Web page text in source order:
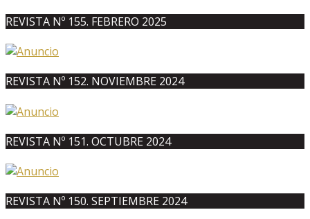
REVISTA Nº 155. FEBRERO 2025
REVISTA Nº 152. NOVIEMBRE 2024
REVISTA Nº 151. OCTUBRE 2024
REVISTA Nº 150. SEPTIEMBRE 2024